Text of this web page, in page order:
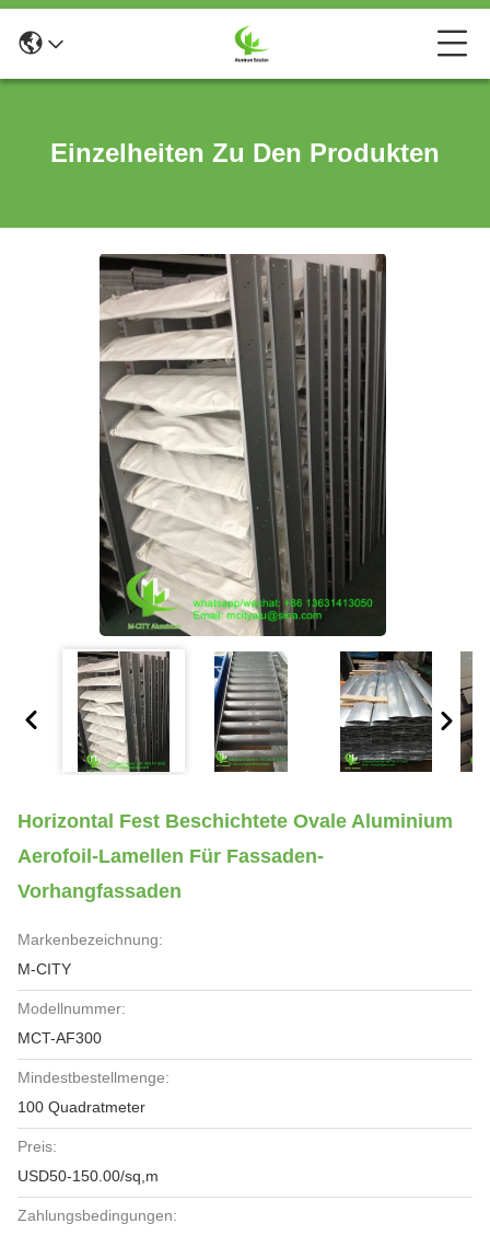
Einzelheiten Zu Den Produkten
Horizontal Fest Beschichtete Ovale Aluminium
Aerofoil-Lamellen Für Fassaden-
Vorhangfassaden
Markenbezeichnung:
M-CITY
Modellnummer:
MCT-AF300
Mindestbestellmenge:
100 Quadratmeter
Preis:
USD50-150.00/sq,m
Zahlungsbedingungen: